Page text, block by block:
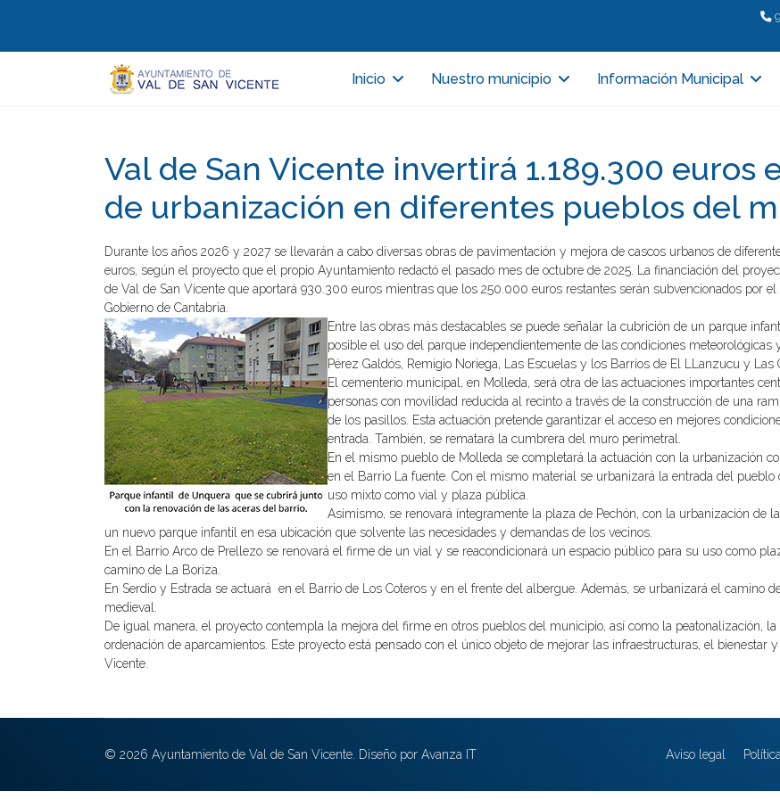
Inicio Nuestro municipio Información Municipal
Val de San Vicente invertirá 1.189.300 euros
de urbanización en diferentes pueblos del
Durante los años 2026 y 2027 se llevarán a cabo diversas obras de pavimentación y mejora de cascos urbanos de
euros, según el proyecto que el propio Ayuntamiento redactó el pasado mes de octubre de 2025. La financiación del
de Val de San Vicente que aportará 930.300 euros mientras que los 250.000 euros restantes serán subvencionados por
Gobierno de Cantabria.
Entre las obras más destacables se puede señalar la cubrición de un parque
posible el uso del parque independientemente de las condiciones
Pérez Galdós, Remigio Noriega, Las Escuelas y los Barrios de El LLanzucu y
El cementerio municipal, en Molleda, será otra de las actuaciones importantes
personas con movilidad reducida al recinto a través de la construcción de una
de los pasillos. Esta actuación pretende garantizar el acceso en mejores
entrada. También, se rematará la cumbrera del muro perimetral.
En el mismo pueblo de Molleda se completará la actuación con la urbanización
en el Barrio La fuente. Con el mismo material se urbanizará la entrada del
uso mixto como vial y plaza pública.
Asimismo, se renovará íntegramente la plaza de Pechón, con la urbanización de
un nuevo parque infantil en esa ubicación que solvente las necesidades y demandas de los vecinos.
En el Barrio Arco de Prellezo se renovará el firme de un vial y se reacondicionará un espacio público para su uso como
camino de La Boriza.
En Serdio y Estrada se actuará en el Barrio de Los Coteros y en el frente del albergue. Además, se urbanizará el camino
medieval.
De igual manera, el proyecto contempla la mejora del firme en otros pueblos del municipio, así como la peatonalización,
ordenación de aparcamientos. Este proyecto está pensado con el único objeto de mejorar las infraestructuras, el bienestar
Vicente.
© 2026 Ayuntamiento de Val de San Vicente. Diseño por Avanza IT Aviso legal